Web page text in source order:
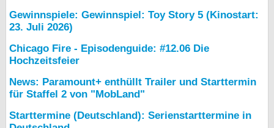
Gewinnspiele: Gewinnspiel: Toy Story 5 (Kinostart:
23. Juli 2026)
Chicago Fire - Episodenguide: #12.06 Die
Hochzeitsfeier
News: Paramount+ enthüllt Trailer und Starttermin
für Staffel 2 von "MobLand"
Starttermine (Deutschland): Serienstarttermine in